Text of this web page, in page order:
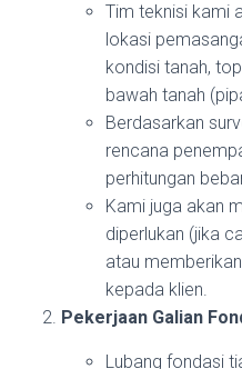
Tim teknisi kami
lokasi
kondisi tanah,
bawah tanah
Berdasarkan
rencana
perhitungan
Kami juga akan
diperlukan (jika
atau
kepada klien.
Pekerjaan Galian
Lubang fondasi